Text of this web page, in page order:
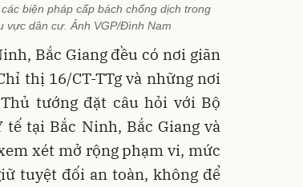
biện pháp cấp bách chống dịch trong
vực dân cư. Ảnh VGP/Đình Nam
Bắc Giang đều có nơi giãn
thị 16/CT-TTg và những nơi
tướng đặt câu hỏi với Bộ
tại Bắc Ninh, Bắc Giang và
xét mở rộng phạm vi, mức
tuyệt đối an toàn, không để